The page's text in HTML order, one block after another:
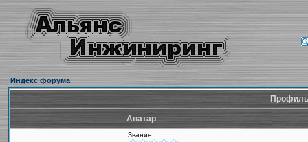
Индекс форума
Аватар
Звание: